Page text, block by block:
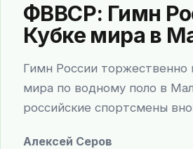
ФВВСР: Гимн
Кубке мира в
Гимн России торжественно
мира по водному поло в
российские спортсмены
Алексей Серов